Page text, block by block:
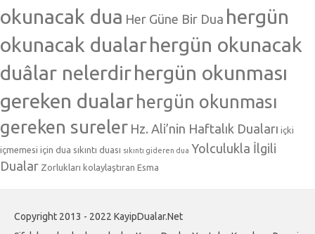
okunacak dua Her Güne Bir Dua hergün
okunacak dualarhergün okunacak
duâlar nelerdirhergün okunması
gereken dualar hergün okunması
gereken sureler Hz. Ali’nin Haftalık Duaları içki
içmemesi için dua sıkıntı duası sıkıntı gideren dua Yolculukla İlgili
Dualar Zorlukları kolaylaştıran Esma
Copyright 2013 - 2022 KayipDualar.Net